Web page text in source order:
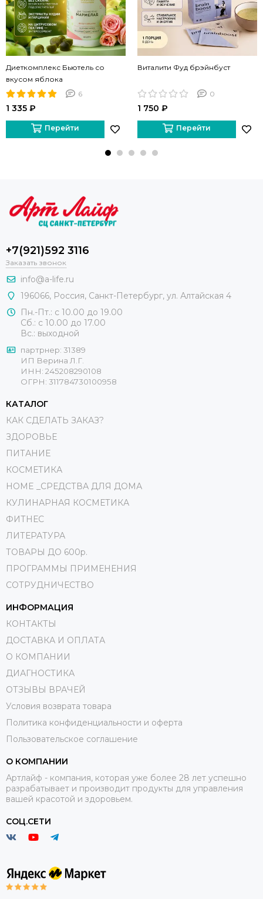
Диеткомплекс Бьютель со
вкусом яблока
6
1 335 ₽
Перейти
Виталити Фуд брэйнбуст
0
1 750 ₽
Перейти
+7(921)592 3116
Заказать звонок
info@a-life.ru
196066, Россия, Санкт-Петербург, ул. Алтайская 4
Пн.-Пт.: с 10.00 до 19.00
Сб.: с 10.00 до 17.00
Вс.: выходной
партрнер: 31389
ИП Верина Л.Г.
ИНН: 245208290108
ОГРН: 311784730100958
КАТАЛОГ
КАК СДЕЛАТЬ ЗАКАЗ?
ЗДОРОВЬЕ
ПИТАНИЕ
КОСМЕТИКА
HOME _СРЕДСТВА ДЛЯ ДОМА
КУЛИНАРНАЯ КОСМЕТИКА
ФИТНЕС
ЛИТЕРАТУРА
ТОВАРЫ ДО 600р.
ПРОГРАММЫ ПРИМЕНЕНИЯ
СОТРУДНИЧЕСТВО
ИНФОРМАЦИЯ
КОНТАКТЫ
ДОСТАВКА И ОПЛАТА
О КОМПАНИИ
ДИАГНОСТИКА
ОТЗЫВЫ ВРАЧЕЙ
Условия возврата товара
Политика конфиденциальности и оферта
Пользовательское соглашение
О КОМПАНИИ
Артлайф - компания, которая уже более 28 лет успешно
разрабатывает и производит продукты для управления
вашей красотой и здоровьем.
СОЦ.СЕТИ